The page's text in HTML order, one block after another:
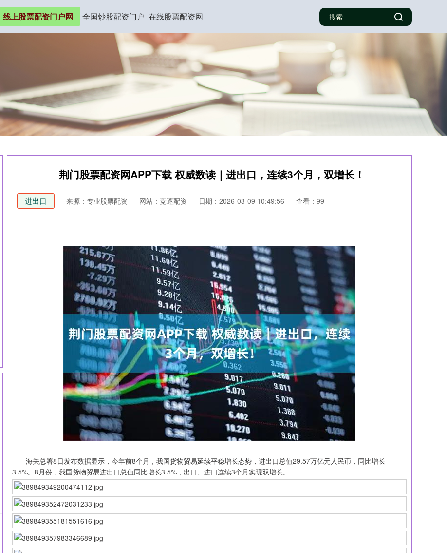
线上股票配资门户网 全国炒股配资门户 在线股票配资网
荆门股票配资网APP下载 权威数读｜进出口，连续3个月，双增长！
进出口 来源：专业股票配资 网站：竞逐配资 日期：2026-03-09 10:49:56 查看：99
海关总署8日发布数据显示，今年前8个月，我国货物贸易延续平稳增长态势，进出口总值29.57万亿元人民币，同比增长
3.5%。8月份，我国货物贸易进出口总值同比增长3.5%，出口、进口连续3个月实现双增长。